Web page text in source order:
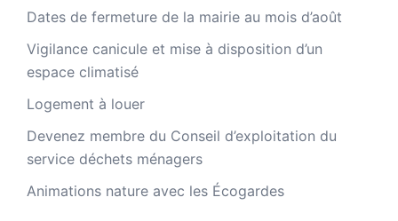
Dates de fermeture de la mairie au mois d’août
Vigilance canicule et mise à disposition d’un
espace climatisé
Logement à louer
Devenez membre du Conseil d’exploitation du
service déchets ménagers
Animations nature avec les Écogardes